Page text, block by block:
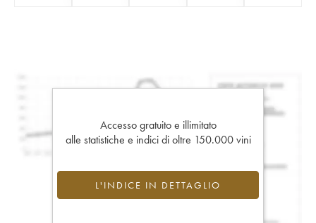
Accesso gratuito e illimitato
alle statistiche e indici di oltre 150.000 vini
L'INDICE IN DETTAGLIO